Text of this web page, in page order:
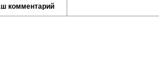
комментарий